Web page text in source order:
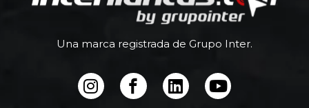
Una marca registrada de Grupo Inter.